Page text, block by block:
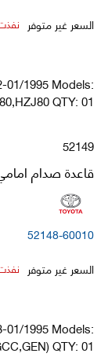
السعر غير متوفر
01/1995 Models:
QTY: 01
52149
قاعدة صدام
52148-60010
السعر غير متوفر
01/1995 Models:
QTY: 01